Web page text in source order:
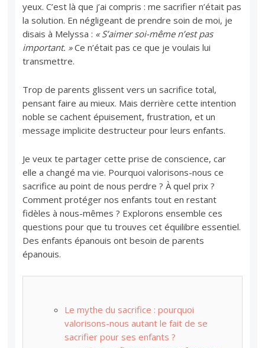
yeux. C’est là que j’ai compris : me sacrifier n’était pas
la solution. En négligeant de prendre soin de moi, je
disais à Melyssa : « S’aimer soi-même n’est pas
important. »Ce n’était pas ce que je voulais lui
transmettre.
Trop de parents glissent vers un sacrifice total,
pensant faire au mieux. Mais derrière cette intention
noble se cachent épuisement, frustration, et un
message implicite destructeur pour leurs enfants.
Je veux te partager cette prise de conscience, car
elle a changé ma vie. Pourquoi valorisons-nous ce
sacrifice au point de nous perdre ? À quel prix ?
Comment protéger nos enfants tout en restant
fidèles à nous-mêmes ? Explorons ensemble ces
questions pour que tu trouves cet équilibre essentiel.
Des enfants épanouis ont besoin de parents
épanouis.
Le mythe du sacrifice : pourquoi
valorisons-nous autant le fait de se
sacrifier pour ses enfants ?